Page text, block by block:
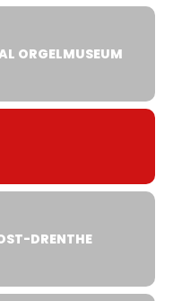
ORGELMUSEUM
DRENTHE